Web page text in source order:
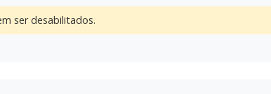
ser desabilitados.